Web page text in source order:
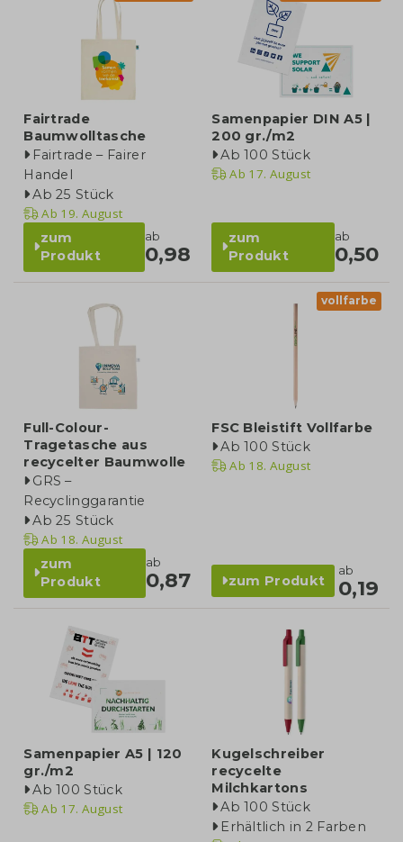
Fairtrade
Baumwolltasche
Fairtrade – Fairer
Handel
Ab 25 Stück
Ab 19. August
zum
Produkt
ab
0,98
Samenpapier DIN A5 |
200 gr./m2
Ab 100 Stück
Ab 17. August
zum
Produkt
ab
0,50
Full-Colour-
Tragetasche aus
recycelter Baumwolle
GRS –
Recyclinggarantie
Ab 25 Stück
Ab 18. August
zum
Produkt
ab
0,87
vollfarbe
FSC Bleistift Vollfarbe
Ab 100 Stück
Ab 18. August
zum Produkt
ab
0,19
Samenpapier A5 | 120
gr./m2
Ab 100 Stück
Ab 17. August
Kugelschreiber
recycelte
Milchkartons
Ab 100 Stück
Erhältlich in 2 Farben